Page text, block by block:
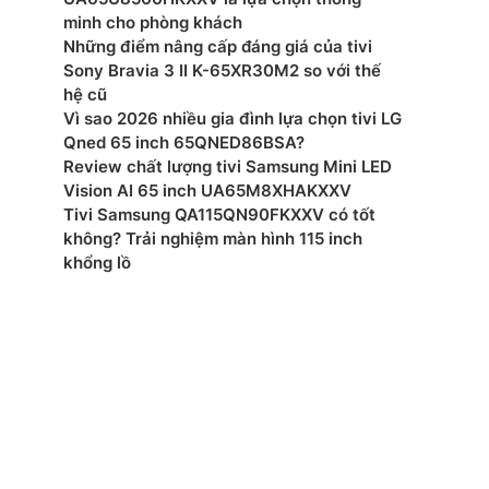
thụ nguồn (chế độ chờ): 0.5 W
6, Bluetooth, HDMI, USB, Anynet+ (HDMI-CEC),
(LAN), HDMI Audio Return Channel, HDMI (High
RF In (Terrestrial / Cable input)
từ xa: MR25
đóng gói (RxCxD): 1600 x 970 x 203 mm
minh cho phòng khách
Những điểm nâng cấp đáng giá của tivi
Sony Bravia 3 II K-65XR30M2 so với thế
hệ cũ
Vì sao 2026 nhiều gia đình lựa chọn tivi LG
Qned 65 inch 65QNED86BSA?
Review chất lượng tivi Samsung Mini LED
Vision AI 65 inch UA65M8XHAKXXV
Tivi Samsung QA115QN90FKXXV có tốt
không? Trải nghiệm màn hình 115 inch
khổng lồ